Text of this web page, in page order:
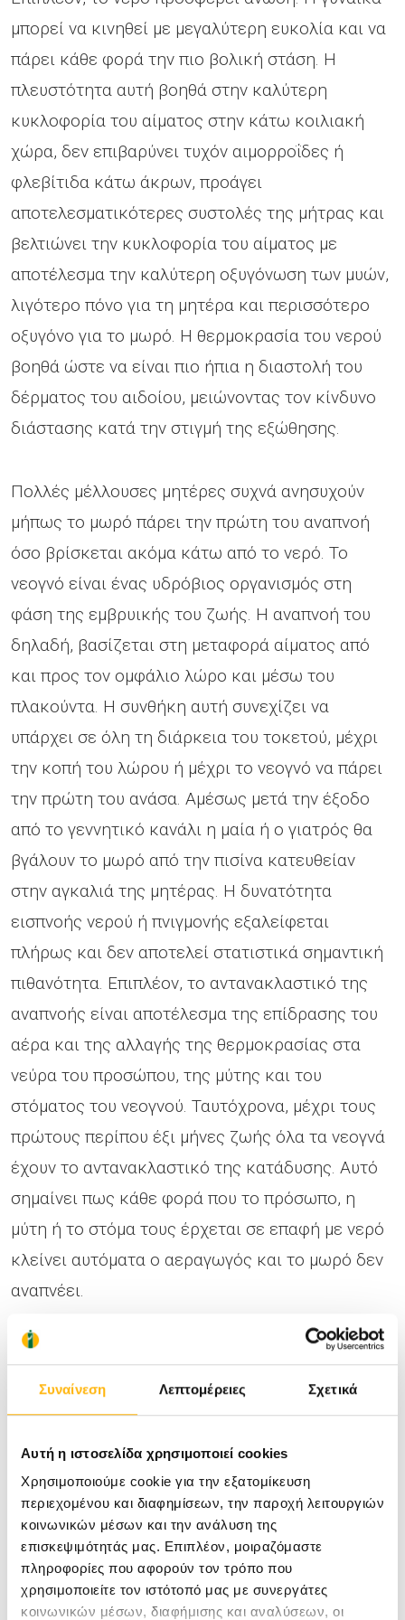
Συναίνεση Λεπτομέρειες Σχετικά
Αυτή η ιστοσελίδα χρησιμοποιεί cookies
Χρησιμοποιούμε cookie για την εξατομίκευση
περιεχομένου και διαφημίσεων, την παροχή λειτουργιών
κοινωνικών μέσων και την ανάλυση της
επισκεψιμότητάς μας. Επιπλέον, μοιραζόμαστε
πληροφορίες που αφορούν τον τρόπο που
χρησιμοποιείτε τον ιστότοπό μας με συνεργάτες
κοινωνικών μέσων, διαφήμισης και αναλύσεων, οι
μπορεί να κινηθεί με μεγαλύτερη ευκολία και να
πάρει κάθε φορά την πιο βολική στάση. Η
πλευστότητα αυτή βοηθά στην καλύτερη
κυκλοφορία του αίματος στην κάτω κοιλιακή
χώρα, δεν επιβαρύνει τυχόν αιμορροΐδες ή
φλεβίτιδα κάτω άκρων, προάγει
αποτελεσματικότερες συστολές της μήτρας και
βελτιώνει την κυκλοφορία του αίματος με
αποτέλεσμα την καλύτερη οξυγόνωση των μυών,
λιγότερο πόνο για τη μητέρα και περισσότερο
οξυγόνο για το μωρό. Η θερμοκρασία του νερού
βοηθά ώστε να είναι πιο ήπια η διαστολή του
δέρματος του αιδοίου, μειώνοντας τον κίνδυνο
διάστασης κατά την στιγμή της εξώθησης.
Πολλές μέλλουσες μητέρες συχνά ανησυχούν
μήπως το μωρό πάρει την πρώτη του αναπνοή
όσο βρίσκεται ακόμα κάτω από το νερό. Το
νεογνό είναι ένας υδρόβιος οργανισμός στη
φάση της εμβρυικής του ζωής. Η αναπνοή του
δηλαδή, βασίζεται στη μεταφορά αίματος από
και προς τον ομφάλιο λώρο και μέσω του
πλακούντα. Η συνθήκη αυτή συνεχίζει να
υπάρχει σε όλη τη διάρκεια του τοκετού, μέχρι
την κοπή του λώρου ή μέχρι το νεογνό να πάρει
την πρώτη του ανάσα. Αμέσως μετά την έξοδο
από το γεννητικό κανάλι η μαία ή ο γιατρός θα
βγάλουν το μωρό από την πισίνα κατευθείαν
στην αγκαλιά της μητέρας. Η δυνατότητα
εισπνοής νερού ή πνιγμονής εξαλείφεται
πλήρως και δεν αποτελεί στατιστικά σημαντική
πιθανότητα. Επιπλέον, το αντανακλαστικό της
αναπνοής είναι αποτέλεσμα της επίδρασης του
αέρα και της αλλαγής της θερμοκρασίας στα
νεύρα του προσώπου, της μύτης και του
στόματος του νεογνού. Ταυτόχρονα, μέχρι τους
πρώτους περίπου έξι μήνες ζωής όλα τα νεογνά
έχουν το αντανακλαστικό της κατάδυσης. Αυτό
σημαίνει πως κάθε φορά που το πρόσωπο, η
μύτη ή το στόμα τους έρχεται σε επαφή με νερό
κλείνει αυτόματα ο αεραγωγός και το μωρό δεν
αναπνέει.
Προϋποθέσεις για τη χρήση της πισίνας
τοκετού
Απαραίτητη προϋπόθεση η θέληση της
γυναίκας, καθώς και η καλή της σχέση με το
νερό
Φυσιολογική εξέλιξη μονήρης κύησης,
τουλάχιστον 37 εβδομάδων και έως 41+6
εβδομάδων
Απουσία κολπικής αιμορραγίας